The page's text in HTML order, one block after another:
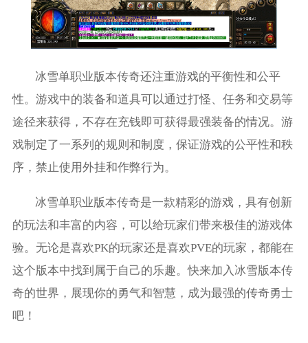
冰雪单职业版本传奇还注重游戏的平衡性和公平
性。游戏中的装备和道具可以通过打怪、任务和交易等
途径来获得，不存在充钱即可获得最强装备的情况。游
戏制定了一系列的规则和制度，保证游戏的公平性和秩
序，禁止使用外挂和作弊行为。
冰雪单职业版本传奇是一款精彩的游戏，具有创新
的玩法和丰富的内容，可以给玩家们带来极佳的游戏体
验。无论是喜欢PK的玩家还是喜欢PVE的玩家，都能在
这个版本中找到属于自己的乐趣。快来加入冰雪版本传
奇的世界，展现你的勇气和智慧，成为最强的传奇勇士
吧！